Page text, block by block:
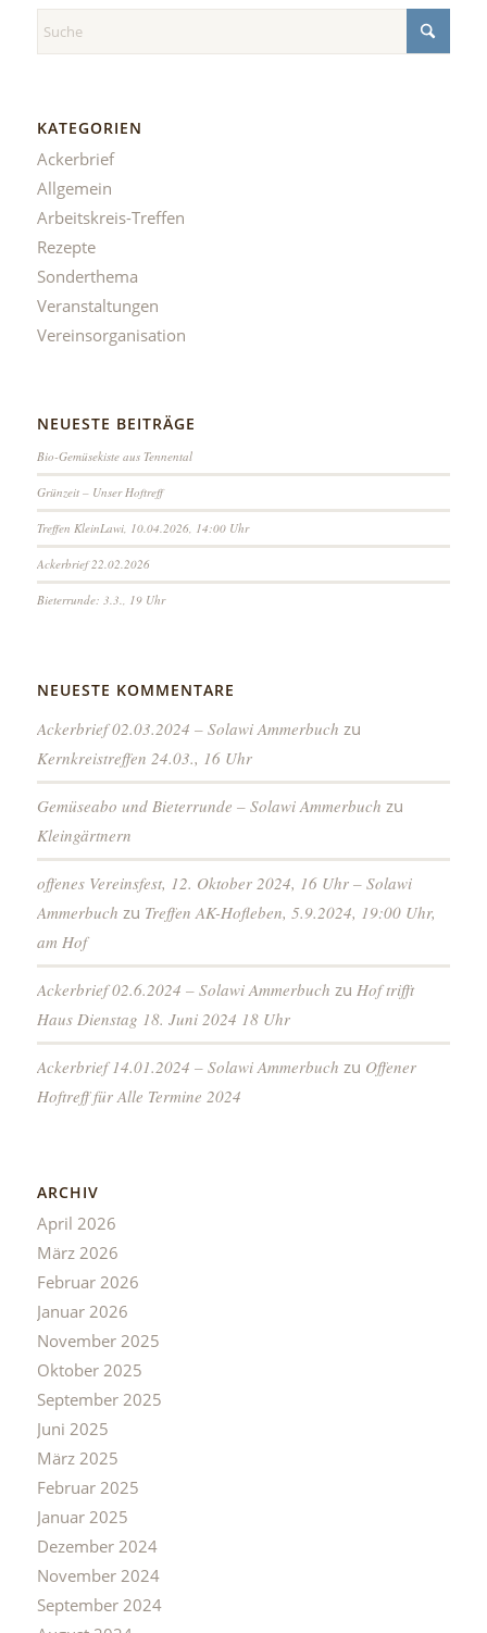
KATEGORIEN
Ackerbrief
Allgemein
Arbeitskreis-Treffen
Rezepte
Sonderthema
Veranstaltungen
Vereinsorganisation
NEUESTE BEITRÄGE
Bio-Gemüsekiste aus Tennental
Grünzeit – Unser Hoftreff
Treffen KleinLawi, 10.04.2026, 14:00 Uhr
Ackerbrief 22.02.2026
Bieterrunde: 3.3., 19 Uhr
NEUESTE KOMMENTARE
Ackerbrief 02.03.2024 – Solawi Ammerbuch zu
Kernkreistreffen 24.03., 16 Uhr
Gemüseabo und Bieterrunde – Solawi Ammerbuch zu
Kleingärtnern
offenes Vereinsfest, 12. Oktober 2024, 16 Uhr – Solawi
Ammerbuch zu Treffen AK-Hofleben, 5.9.2024, 19:00 Uhr,
am Hof
Ackerbrief 02.6.2024 – Solawi Ammerbuch zu Hof trifft
Haus Dienstag 18. Juni 2024 18 Uhr
Ackerbrief 14.01.2024 – Solawi Ammerbuch zu Offener
Hoftreff für Alle Termine 2024
ARCHIV
April 2026
März 2026
Februar 2026
Januar 2026
November 2025
Oktober 2025
September 2025
Juni 2025
März 2025
Februar 2025
Januar 2025
Dezember 2024
November 2024
September 2024